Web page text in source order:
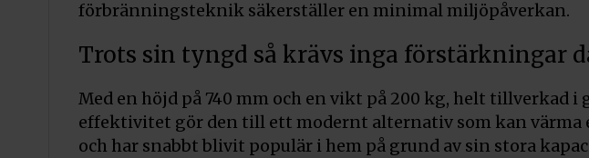
förbränningsteknik säkerställer en minimal miljöpåverkan.
Trots sin tyngd så krävs inga förstärkningar
Med en höjd på 740 mm och en vikt på 200 kg, helt tillverkad i
effektivitet gör den till ett modernt alternativ som kan värma
och har snabbt blivit populär i hem på grund av sin stora